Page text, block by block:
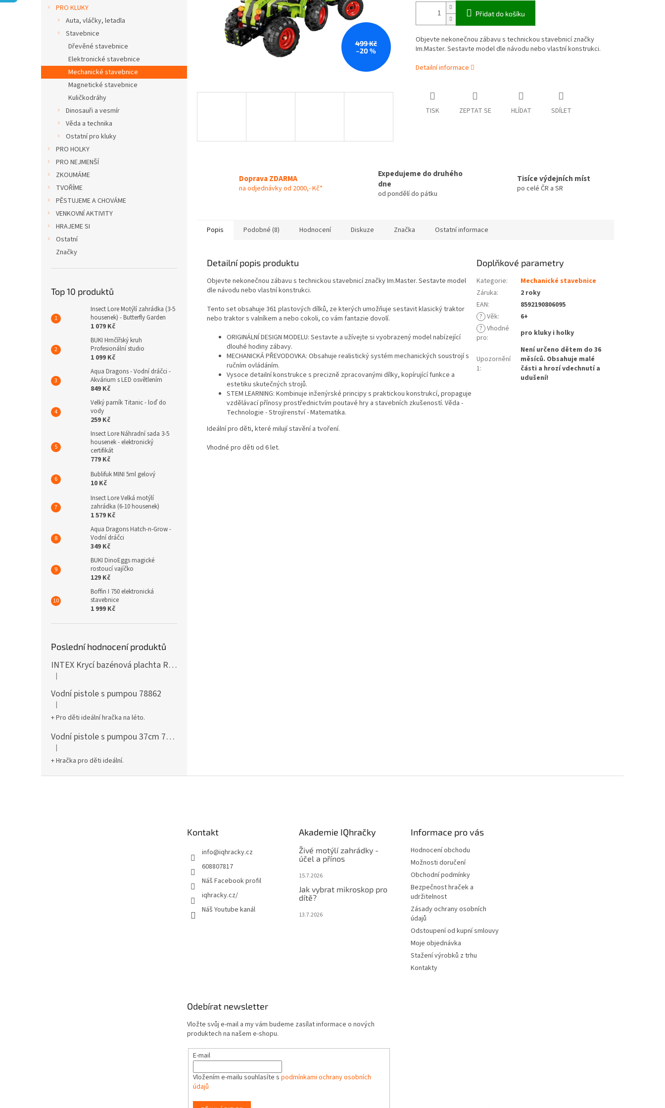
PRO KLUKY
Auta, vláčky, letadla
Stavebnice
Dřevěné stavebnice
Elektronické stavebnice
Mechanické stavebnice
Magnetické stavebnice
Kuličkodráhy
Dinosauři a vesmír
Věda a technika
Ostatní pro kluky
PRO HOLKY
PRO NEJMENŠÍ
ZKOUMÁME
TVOŘÍME
PĚSTUJEME A CHOVÁME
VENKOVNÍ AKTIVITY
HRAJEME SI
Ostatní
Značky
Top 10 produktů
Insect Lore Motýlí zahrádka (3-5
housenek) - Butterfly Garden
1 079 Kč
BUKI Hrnčířský kruh
Profesionální studio
1 099 Kč
Aqua Dragons - Vodní dráčci -
Akvárium s LED osvětlením
849 Kč
Velký parník Titanic - loď do
vody
259 Kč
Insect Lore Náhradní sada 3-5
housenek - elektronický
certifikát
779 Kč
Bublifuk MINI 5ml gelový
10 Kč
Insect Lore Velká motýlí
zahrádka (6-10 housenek)
1 579 Kč
Aqua Dragons Hatch-n-Grow -
Vodní dráčci
349 Kč
BUKI DinoEggs magické
rostoucí vajíčko
129 Kč
Boffin I 750 elektronická
stavebnice
1 999 Kč
Poslední hodnocení produktů
INTEX Krycí bazénová plachta Round 305cm 28030
Hodnocení produktu je 5 z 5 hvězdiček.
|
Vodní pistole s pumpou 78862
Hodnocení produktu je 5 z 5 hvězdiček.
|
+ Pro děti ideální hračka na léto.
Vodní pistole s pumpou 37cm 78961
Hodnocení produktu je 5 z 5 hvězdiček.
|
+ Hračka pro děti ideální.
499 Kč
–20 %
Přidat do košíku
Objevte nekonečnou zábavu s technickou stavebnicí značky
Im.Master. Sestavte model dle návodu nebo vlastní konstrukci.
Detailní informace
TISK ZEPTAT SE HLÍDAT SDÍLET
Doprava ZDARMA
na odjednávky od 2000,- Kč*
Expedujeme do druhého
dne
od pondělí do pátku
Tisíce výdejních míst
po celé ČR a SR
Popis Podobné (8) Hodnocení Diskuze Značka Ostatní informace
Detailní popis produktu
Objevte nekonečnou zábavu s technickou stavebnicí značky Im.Master. Sestavte model
dle návodu nebo vlastní konstrukci.
Tento set obsahuje 361 plastových dílků, ze kterých umožňuje sestavit klasický traktor
nebo traktor s valníkem a nebo cokoli, co vám fantazie dovolí.
ORIGINÁLNÍ DESIGN MODELU: Sestavte a užívejte si vyobrazený model nabízející
dlouhé hodiny zábavy.
MECHANICKÁ PŘEVODOVKA: Obsahuje realistický systém mechanických soustrojí s
ručním ovládáním.
Vysoce detailní konstrukce s precizně zpracovanými dílky, kopírující funkce a
estetiku skutečných strojů.
STEM LEARNING: Kombinuje inženýrské principy s praktickou konstrukcí, propaguje
vzdělávací přínosy prostřednictvím poutavé hry a stavebních zkušeností. Věda -
Technologie - Strojírenství - Matematika.
Ideální pro děti, které milují stavění a tvoření.
Vhodné pro děti od 6 let.
Doplňkové parametry
Kategorie:
Mechanické stavebnice
Záruka:
2 roky
EAN:
8592190806095
? Věk:
6+
? Vhodné
pro: pro kluky i holky
Upozornění
1:
Není určeno dětem do 36
měsíců. Obsahuje malé
části a hrozí vdechnutí a
udušení!
Kontakt
info@iqhracky.cz
608807817
Náš Facebook profil
iqhracky.cz/
Náš Youtube kanál
Akademie IQhračky
Živé motýlí zahrádky -
účel a přínos
15.7.2026
Jak vybrat mikroskop pro
dítě?
13.7.2026
Informace pro vás
Hodnocení obchodu
Možnosti doručení
Obchodní podmínky
Bezpečnost hraček a
udržitelnost
Zásady ochrany osobních
údajů
Odstoupení od kupní smlouvy
Moje objednávka
Stažení výrobků z trhu
Kontakty
Odebírat newsletter
Vložte svůj e-mail a my vám budeme zasílat informace o nových
produktech na našem e-shopu.
E-mail
Vložením e-mailu souhlasíte s podmínkami ochrany osobních
údajů